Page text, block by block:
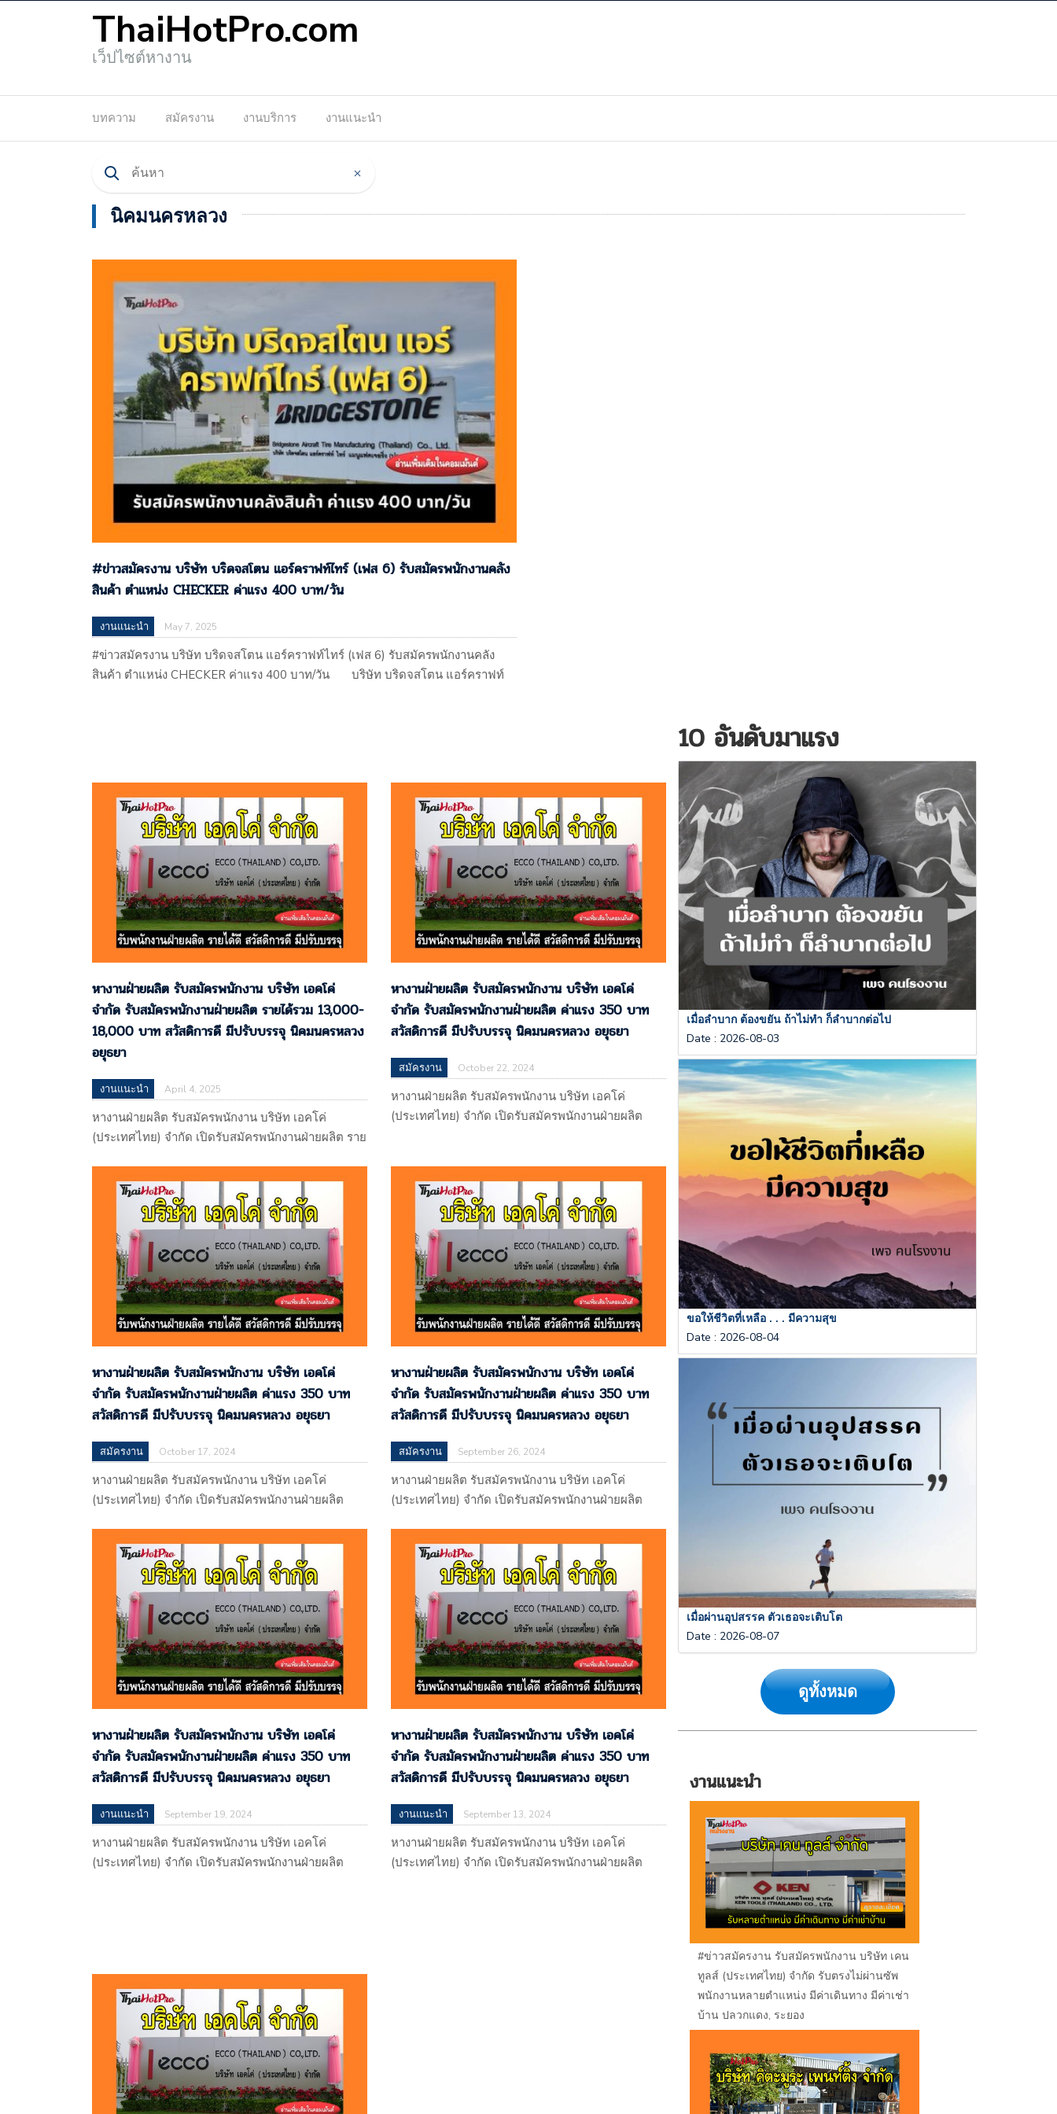
ThaiHotPro.com
เว็ปไซต์หางาน
บทความ สมัครงาน งานบริการ งานแนะนำ
นิคมนครหลวง
#ข่าวสมัครงาน บริษัท บริดจสโตน แอร์คราฟท์ไทร์ (เฟส 6) รับสมัครพนักงานคลัง
สินค้า ตําแหน่ง CHECKER ค่าแรง 400 บาท/วัน
งานแนะนำ May 7, 2025
#ข่าวสมัครงาน บริษัท บริดจสโตน แอร์คราฟท์ไทร์ (เฟส 6) รับสมัครพนักงานคลัง
สินค้า ตําแหน่ง CHECKER ค่าแรง 400 บาท/วัน บริษัท บริดจสโตน แอร์คราฟท์
หางานฝ่ายผลิต รับสมัครพนักงาน บริษัท เอคโค่
จำกัด รับสมัครพนักงานฝ่ายผลิต รายได้รวม 13,000-
18,000 บาท สวัสดิการดี มีปรับบรรจุ นิคมนครหลวง
อยุธยา
งานแนะนำ April 4, 2025
หางานฝ่ายผลิต รับสมัครพนักงาน บริษัท เอคโค่
(ประเทศไทย) จำกัด เปิดรับสมัครพนักงานฝ่ายผลิต ราย
นิคมนครหลวง อยุธยา บริษัท เอคโค่ (ประเทศไทย)
จำกัด 113 หมู่ที่ 4 ตำบลบางพระครู อำเภอนครหลวง
จ.พระนครศรีอยุธยา 13260 (ผลิตรองเท้าส่งออก)
แผนที่
: https://maps.app.goo.gl/gP7RUmtnwDRenzSQA
รับโดย : บริษัท ไรท์ แมน พาร์ทเนอร์…
หางานฝ่ายผลิต รับสมัครพนักงาน บริษัท เอคโค่
จำกัด รับสมัครพนักงานฝ่ายผลิต ค่าแรง 350 บาท
สวัสดิการดี มีปรับบรรจุ นิคมนครหลวง อยุธยา
สมัครงาน October 22, 2024
หางานฝ่ายผลิต รับสมัครพนักงาน บริษัท เอคโค่
(ประเทศไทย) จำกัด เปิดรับสมัครพนักงานฝ่ายผลิต
จ.พระนครศรีอยุธยา 13260 (ผลิตรองเท้าส่งออก)
: https://maps.app.goo.gl/gP7RUmtnwDRenzSQA
รับโดย : บริษัท ไรท์ แมน พาร์ทเนอร์…
หางานฝ่ายผลิต รับสมัครพนักงาน บริษัท เอคโค่
จำกัด รับสมัครพนักงานฝ่ายผลิต ค่าแรง 350 บาท
สวัสดิการดี มีปรับบรรจุ นิคมนครหลวง อยุธยา
สมัครงาน October 17, 2024
หางานฝ่ายผลิต รับสมัครพนักงาน บริษัท เอคโค่
(ประเทศไทย) จำกัด เปิดรับสมัครพนักงานฝ่ายผลิต
นครหลวง อยุธยา บริษัท เอคโค่ (ประเทศไทย) จำกัด
113 หมู่ที่ 4 ตำบลบางพระครู อำเภอนครหลวง
จ.พระนครศรีอยุธยา 13260 (ผลิตรองเท้าส่งออก)
แผนที่
: https://maps.app.goo.gl/gP7RUmtnwDRenzSQA
รับโดย : บริษัท ไรท์ แมน พาร์ทเนอร์…
หางานฝ่ายผลิต รับสมัครพนักงาน บริษัท เอคโค่
จำกัด รับสมัครพนักงานฝ่ายผลิต ค่าแรง 350 บาท
สวัสดิการดี มีปรับบรรจุ นิคมนครหลวง อยุธยา
สมัครงาน September 26, 2024
หางานฝ่ายผลิต รับสมัครพนักงาน บริษัท เอคโค่
(ประเทศไทย) จำกัด เปิดรับสมัครพนักงานฝ่ายผลิต
นครหลวง อยุธยา บริษัท เอคโค่ (ประเทศไทย) จำกัด
113 หมู่ที่ 4 ตำบลบางพระครู อำเภอนครหลวง
จ.พระนครศรีอยุธยา 13260 (ผลิตรองเท้าส่งออก)
แผนที่
: https://maps.app.goo.gl/gP7RUmtnwDRenzSQA
รับโดย : บริษัท ไรท์ แมน พาร์ทเนอร์…
หางานฝ่ายผลิต รับสมัครพนักงาน บริษัท เอคโค่
จำกัด รับสมัครพนักงานฝ่ายผลิต ค่าแรง 350 บาท
สวัสดิการดี มีปรับบรรจุ นิคมนครหลวง อยุธยา
งานแนะนำ September 19, 2024
หางานฝ่ายผลิต รับสมัครพนักงาน บริษัท เอคโค่
(ประเทศไทย) จำกัด เปิดรับสมัครพนักงานฝ่ายผลิต
: https://maps.app.goo.gl/gP7RUmtnwDRenzSQA
รับโดย : บริษัท ไรท์ แมน พาร์ทเนอร์…
หางานฝ่ายผลิต รับสมัครพนักงาน บริษัท เอคโค่
จำกัด รับสมัครพนักงานฝ่ายผลิต ค่าแรง 350 บาท
สวัสดิการดี มีปรับบรรจุ นิคมนครหลวง อยุธยา
งานแนะนำ September 13, 2024
หางานฝ่ายผลิต รับสมัครพนักงาน บริษัท เอคโค่
(ประเทศไทย) จำกัด เปิดรับสมัครพนักงานฝ่ายผลิต
10 อันดับมาแรง
เมื่อลำบาก ต้องขยัน ถ้าไม่ทำ ก็ลำบากต่อไป
Date : 2026-08-03
ขอให้ชีวิตที่เหลือ . . . มีความสุข
Date : 2026-08-04
เมื่อผ่านอุปสรรค ตัวเธอจะเติบโต
Date : 2026-08-07
ดูทั้งหมด
งานแนะนำ
#ข่าวสมัครงาน รับสมัครพนักงาน บริษัท เคน
ทูลส์ (ประเทศไทย) จำกัด รับตรงไม่ผ่านซัพ
พนักงานหลายตำแหน่ง มีค่าเดินทาง มีค่าเช่า
บ้าน ปลวกแดง, ระยอง